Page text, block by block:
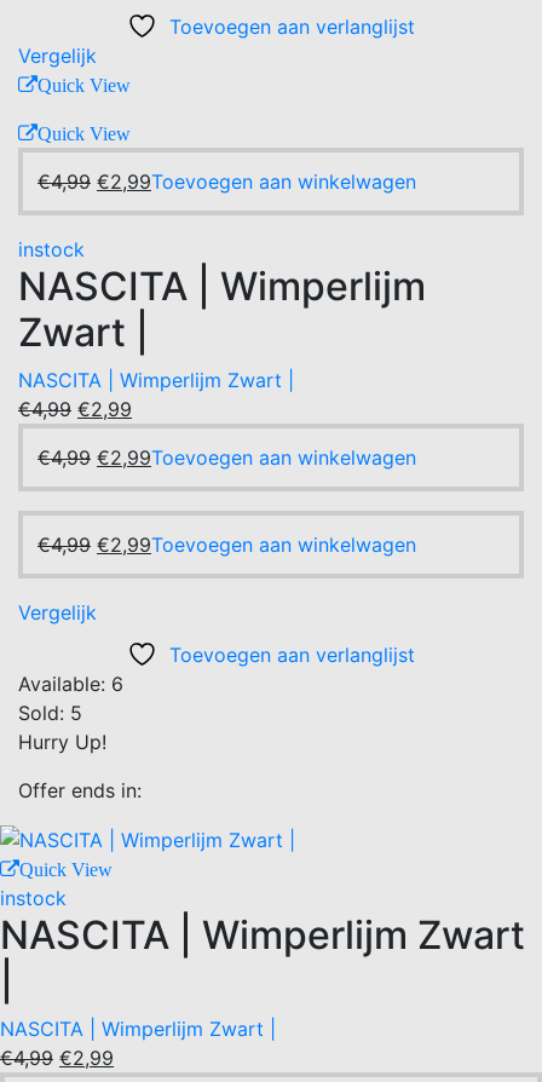
was:
€4,99.
is:
€2,99.
Toevoegen aan verlanglijst
Vergelijk
Quick View
Quick View
€4,99 Oorspronkelijke
prijs
€4,99.
€2,99Huidige
prijs
€2,99.
Toevoegen aan winkelwagen
instock
NASCITA | Wimperlijm
Zwart |
NASCITA | Wimperlijm Zwart |
€4,99 Oorspronkelijke
prijs
was:
€4,99.
€2,99
prijs
is:
€2,99.
€4,99 Oorspronkelijke
prijs
was:
€4,99.
€2,99Huidige
prijs
is:
€2,99.
Toevoegen aan winkelwagen
€4,99 Oorspronkelijke
prijs
€2,99Huidige
prijs
Toevoegen aan winkelwagen
Vergelijk
Toevoegen aan verlanglijst
Available: 6
Sold: 5
Hurry Up!
Offer ends in:
Quick View
instock
NASCITA | Wimperlijm Zwart
NASCITA | Wimperlijm Zwart |
€4,99 Oorspronkelijke
€2,99